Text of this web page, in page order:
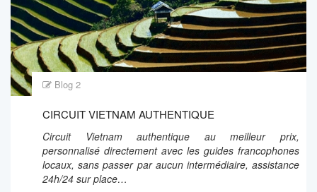
Blog 2
CIRCUIT VIETNAM AUTHENTIQUE
Circuit Vietnam authentique au meilleur prix,
personnalisé directement avec les guides francophones
locaux, sans passer par aucun intermédiaire, assistance
24h/24 sur place…